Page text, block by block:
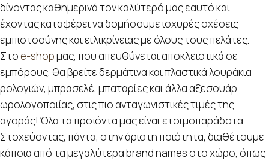
δίνοντας καθημερινά τον καλύτερό μας εαυτό και
έχοντας καταφέρει να δομήσουμε ισχυρές σχέσεις
εμπιστοσύνης και ειλικρίνειας με όλους τους πελάτες.
Στο e-shopμας, που απευθύνεται αποκλειστικά σε
εμπόρους, θα βρείτε δερμάτινα και πλαστικά λουράκια
ρολογιών, μπρασελέ, μπαταρίες και άλλα αξεσουάρ
ωρολογοποιίας, στις πιο ανταγωνιστικές τιμές της
αγοράς! Όλα τα προϊόντα μας είναι ετοιμοπαράδοτα.
Στοχεύοντας, πάντα, στην άριστη ποιότητα, διαθέτουμε
κάποια από τα μεγαλύτερα brand names στο χώρο, όπως